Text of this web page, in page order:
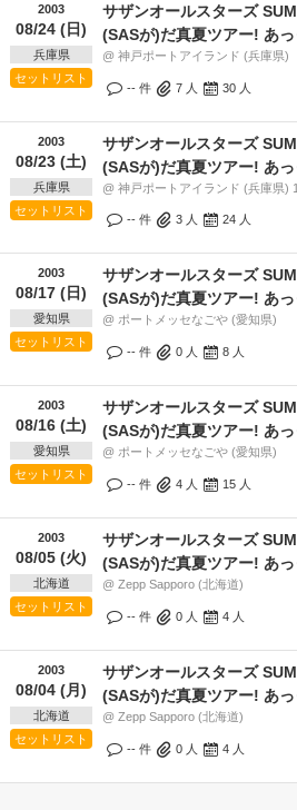
2003
08/24 (日)
兵庫県
セットリスト
サザンオールスターズ
(SASが)だ真夏ツアー! あ
ニバル出るバニーか!?～」
@ 神戸ポートアイランド (兵庫県)
-- 件 7 人 30 人
2003
08/23 (土)
兵庫県
セットリスト
サザンオールスターズ
(SASが)だ真夏ツアー! あ
ニバル出るバニーか!?～」
@ 神戸ポートアイランド (兵庫県)
-- 件 3 人 24 人
2003
08/17 (日)
愛知県
セットリスト
サザンオールスターズ
(SASが)だ真夏ツアー! あ
ニバル出るバニーか!?～」
@ ポートメッセなごや (愛知県)
-- 件 0 人 8 人
2003
08/16 (土)
愛知県
セットリスト
サザンオールスターズ
(SASが)だ真夏ツアー! あ
ニバル出るバニーか!?～」
@ ポートメッセなごや (愛知県)
-- 件 4 人 15 人
2003
08/05 (火)
北海道
セットリスト
サザンオールスターズ
(SASが)だ真夏ツアー! あ
ニバル出るバニーか!?～」
@ Zepp Sapporo (北海道)
-- 件 0 人 4 人
2003
08/04 (月)
北海道
セットリスト
サザンオールスターズ
(SASが)だ真夏ツアー! あ
ニバル出るバニーか!?～」
@ Zepp Sapporo (北海道)
-- 件 0 人 4 人